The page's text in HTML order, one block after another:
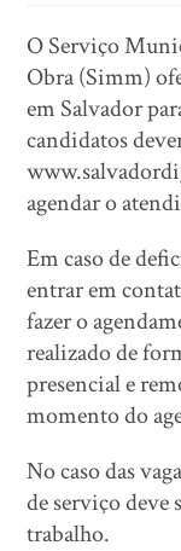
O Serviço
Obra (Simm)
em Salvador
candidatos
agendar o
Em caso de
entrar em
fazer o
realizado de
presencial e
momento do
No caso das
de serviço deve
trabalho.